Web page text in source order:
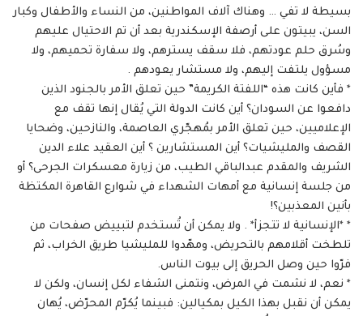
بسيطة لا تفي … وهناك آلاف المواطنين، من النساء والأطفال وكبار
السن، يبيتون على أرصفة الإسكندرية بعد أن تم الاحتيال عليهم
وسُرق حلم عودتهم، فلا سقف يسترهم، ولا سفارة تحميهم، ولا
مسؤول يلتفت إليهم، ولا مستشار يعودهم .
* فأين كانت هذه “اللفتة الكريمة” حين تعلق الأمر بالجنود الذين
دافعوا عن السودان؟ أين كانت الدولة التي يُقال إنها تقف مع
الإعلاميين، حين تعلق الأمر بمُهجّري العاصمة، والنازحين، وضحايا
القصف والمليشيات؟ أين المستشارين ؟ أين العقيد علاء الدين
الشريف والمقدم عبدالباقي الطيب، من زيارة معسكرات الجرحى؟ أو
من جلسة إنسانية مع أمهات الشهداء في شوارع القاهرة المكتظة
بأنين المعذبين؟!
* *الإنسانية لا تتجزأ* . ولا يمكن أن تُستخدم لتبييض صفحات من
تلطخت أقلامهم بالتحريض، ومهّدوا للمليشيا طريق الخراب، ثم
فرّوا حين وصل الحريق إلى بيوت الناس.
* نعم، لا نشمت في المرض، ونتمنى الشفاء لكل إنسان، ولكن لا
يمكن أن نقبل بهذا الكيل بمكيالين: فبينما يُكرّم المحرّض، يُهان